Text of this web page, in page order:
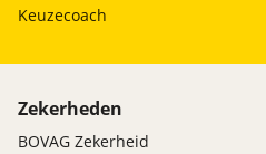
Keuzecoach
Zekerheden
BOVAG Zekerheid